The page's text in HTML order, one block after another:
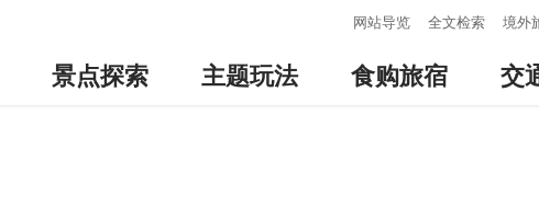
网站导览 全文检索 境外
景点探索 主题玩法 食购旅宿 交